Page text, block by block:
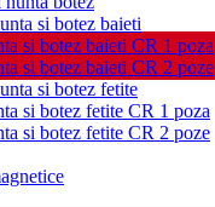
si botez baieti
si botez baieti CR 1 poza
si botez baieti CR 2 poze
si botez fetite
si botez fetite CR 1 poza
si botez fetite CR 2 poze